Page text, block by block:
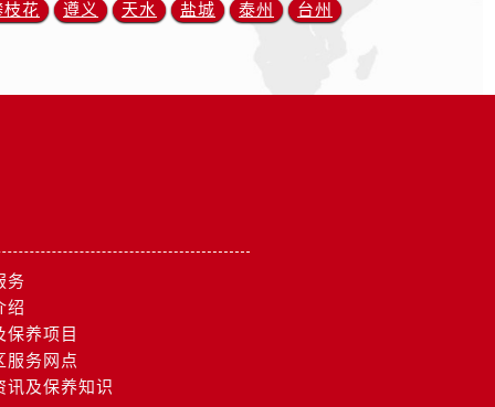
枝花 遵义 天水 盐城 泰州 台州
务
绍
保养项目
服务网点
讯及保养知识